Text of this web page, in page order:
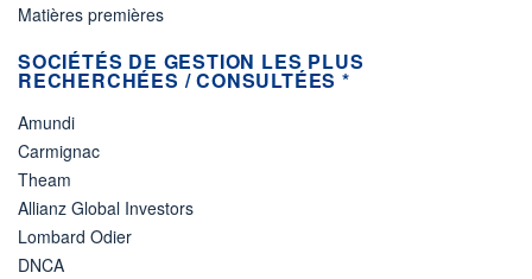
Matières premières
SOCIÉTÉS DE GESTION LES PLUS
RECHERCHÉES / CONSULTÉES *
Amundi
Carmignac
Theam
Allianz Global Investors
Lombard Odier
DNCA